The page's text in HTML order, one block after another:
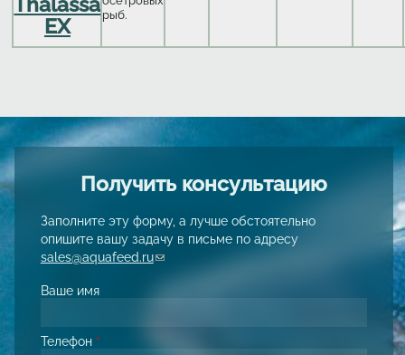
EX
рыб.
Получить консультацию
Заполните эту форму, а лучше обстоятельно
опишите вашу задачу в письме по адресу
sales@aquafeed.ru(link sends e-mail)
Ваше имя
Телефон *